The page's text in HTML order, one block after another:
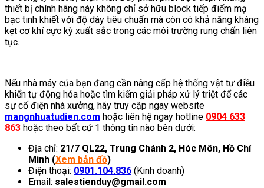
thiết bị chính hãng này không chỉ sở hữu block tiếp điểm mạ
bạc tinh khiết với độ dày tiêu chuẩn mà còn có khả năng kháng
kẹt cơ khí cực kỳ xuất sắc trong các môi trường rung chấn liên
tục.
Nếu nhà máy của bạn đang cần nâng cấp hệ thống vật tư điều
khiển tự động hóa hoặc tìm kiếm giải pháp xử lý triệt để các
sự cố điện nhà xưởng, hãy truy cập ngay website
mangnhuatudien.com hoặc liên hệ ngay hotline 0904 633
863 hoặc theo bất cứ 1 thông tin nào bên dưới:
Địa chỉ: 21/7 QL22, Trung Chánh 2, Hóc Môn, Hồ Chí
Minh (Xem bản đồ)
Điện thoại: 0901.104.836 (Kinh doanh)
Email: salestienduy@gmail.com